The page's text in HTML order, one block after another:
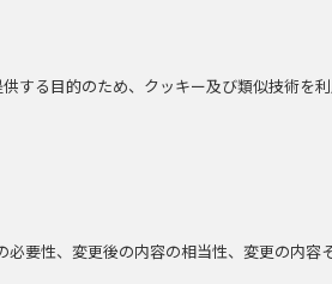
する目的のため、クッキー及び類似技術を
要性、変更後の内容の相当性、変更の内容